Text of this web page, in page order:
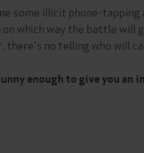
some illicit phone-tapping
which way the battle will
no telling who will
enough to give you an